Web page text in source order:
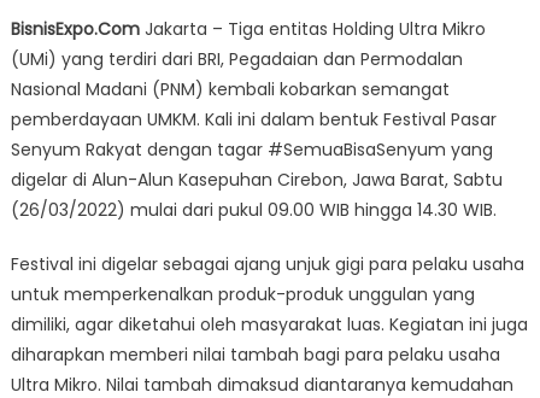
Usaha
UMi-
UMKM
Pegadaian
Bersama
BRI
dan
PNM
Gelar
Festival
Pasar
Senyum
Rakyat
BisnisExpo.ComJakarta – Tiga entitas Holding Ultra Mikro
(UMi) yang terdiri dari BRI, Pegadaian dan Permodalan
Nasional Madani (PNM) kembali kobarkan semangat
pemberdayaan UMKM. Kali ini dalam bentuk Festival Pasar
Senyum Rakyat dengan tagar #SemuaBisaSenyum yang
digelar di Alun-Alun Kasepuhan Cirebon, Jawa Barat, Sabtu
(26/03/2022) mulai dari pukul 09.00 WIB hingga 14.30 WIB.
Festival ini digelar sebagai ajang unjuk gigi para pelaku usaha
untuk memperkenalkan produk-produk unggulan yang
dimiliki, agar diketahui oleh masyarakat luas. Kegiatan ini juga
diharapkan memberi nilai tambah bagi para pelaku usaha
Ultra Mikro. Nilai tambah dimaksud diantaranya kemudahan